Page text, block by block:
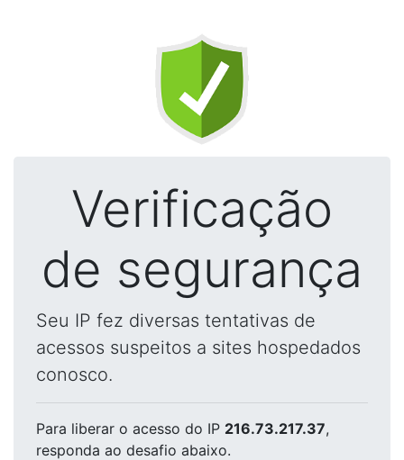
Verificação
de segurança
Seu IP fez diversas tentativas de
acessos suspeitos a sites hospedados
conosco.
Para liberar o acesso do IP 216.73.217.37,
responda ao desafio abaixo.